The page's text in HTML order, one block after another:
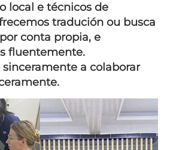
local e técnicos de
tradución ou busca
conta propia, e
fluentemente.
a colaborar